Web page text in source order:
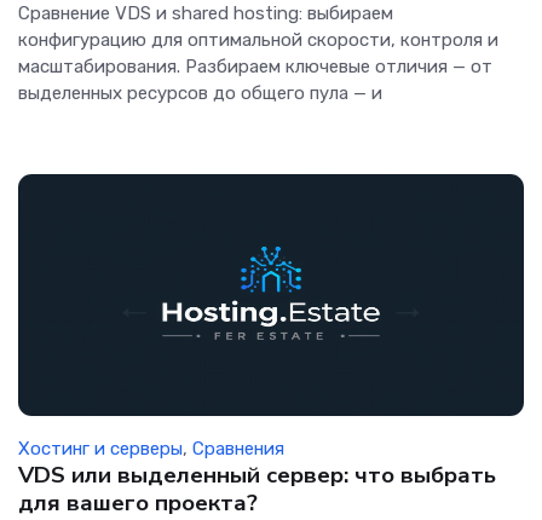
Сравнение VDS и shared hosting: выбираем
конфигурацию для оптимальной скорости, контроля и
масштабирования. Разбираем ключевые отличия — от
выделенных ресурсов до общего пула — и
Хостинг и серверы, Сравнения
VDS или выделенный сервер: что выбрать
для вашего проекта?